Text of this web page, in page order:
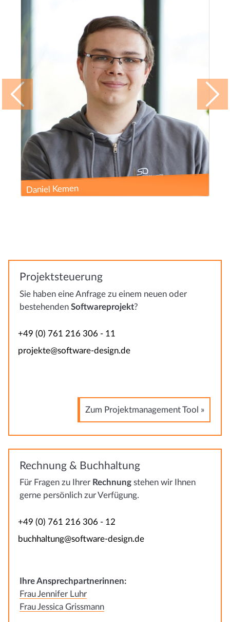
Julian Bürklin
Projektsteuerung
Sie haben eine Anfrage zu einem neuen oder
bestehenden Softwareprojekt?
+49 (0) 761 216 306 - 11
projekte@software-design.de
Zum Projektmanagement Tool »
Rechnung & Buchhaltung
Für Fragen zu Ihrer Rechnungstehen wir Ihnen
gerne persönlich zur Verfügung.
+49 (0) 761 216 306 - 12
buchhaltung@software-design.de
Ihre Ansprechpartnerinnen:
Frau Jennifer Luhr
Frau Jessica Grissmann